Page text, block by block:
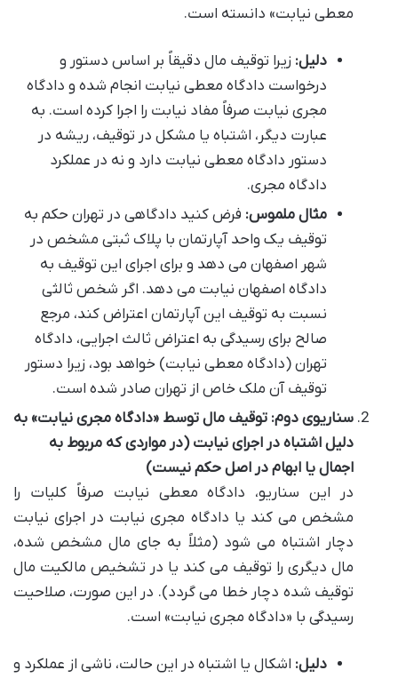
معطی نیابت» دانسته است.
دلیل: زیرا توقیف مال دقیقاً بر اساس دستور و
درخواست دادگاه معطی نیابت انجام شده و دادگاه
مجری نیابت صرفاً مفاد نیابت را اجرا کرده است. به
عبارت دیگر، اشتباه یا مشکل در توقیف، ریشه در
دستور دادگاه معطی نیابت دارد و نه در عملکرد
دادگاه مجری.
مثال ملموس: فرض کنید دادگاهی در تهران حکم به
توقیف یک واحد آپارتمان با پلاک ثبتی مشخص در
شهر اصفهان می دهد و برای اجرای این توقیف به
دادگاه اصفهان نیابت می دهد. اگر شخص ثالثی
نسبت به توقیف این آپارتمان اعتراض کند، مرجع
صالح برای رسیدگی به اعتراض ثالث اجرایی، دادگاه
تهران (دادگاه معطی نیابت) خواهد بود، زیرا دستور
توقیف آن ملک خاص از تهران صادر شده است.
سناریوی دوم: توقیف مال توسط «دادگاه مجری نیابت» به
دلیل اشتباه در اجرای نیابت (در مواردی که مربوط به
اجمال یا ابهام در اصل حکم نیست)
در این سناریو، دادگاه معطی نیابت صرفاً کلیات را
مشخص می کند یا دادگاه مجری نیابت در اجرای نیابت
دچار اشتباه می شود (مثلاً به جای مال مشخص شده،
مال دیگری را توقیف می کند یا در تشخیص مالکیت مال
توقیف شده دچار خطا می گردد). در این صورت، صلاحیت
رسیدگی با «دادگاه مجری نیابت» است.
دلیل: اشکال یا اشتباه در این حالت، ناشی از عملکرد و